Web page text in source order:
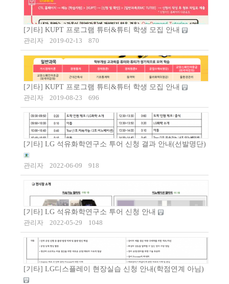
[기타] KUPT 프로그램 튜터&튜티 학생 모집 안내
관리자
2019-02-13 870
[기타] KUPT 프로그램 튜티&튜터 학생 모집 안내
관리자
2019-08-23 696
[기타] LG 석유화학연구소 투어 신청 결과 안내(선발명단)
관리자 2022-06-09 918
[기타] LG 석유화학연구소 투어 신청 안내
관리자
2022-05-29 1048
[기타] LG디스플레이 현장실습 신청 안내(학점연계 아님)